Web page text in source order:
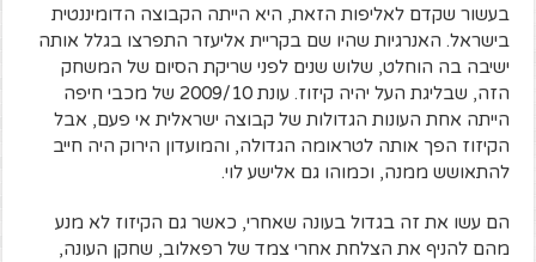
בעשור שקדם לאליפות הזאת, היא הייתה הקבוצה הדומיננטית
בישראל. האנרגיות שהיו שם בקריית אליעזר התפרצו בגלל אותה
ישיבה בה הוחלט, שלוש שנים לפני שריקת הסיום של המשחק
הזה, שבליגת העל יהיה קיזוז. עונת 2009/10 של מכבי חיפה
הייתה אחת העונות הגדולות של קבוצה ישראלית אי פעם, אבל
הקיזוז הפך אותה לטראומה הגדולה, והמועדון הירוק היה חייב
להתאושש ממנה, וכמוהו גם אלישע לוי.
הם עשו את זה בגדול בעונה שאחרי, כאשר גם הקיזוז לא מנע
מהם להניף את הצלחת אחרי צמד של רפאלוב, שחקן העונה,